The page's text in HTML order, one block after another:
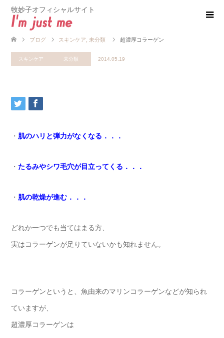
牧妙子オフィシャルサイト
ブログ スキンケア 未分類 超濃厚コラーゲン
スキンケア 未分類 2014.05.19
・ 肌のハリと弾力がなくなる．．．
・ たるみやシワ毛穴が目立ってくる．．．
・ 肌の乾燥が進む．．．
どれか一つでも当てはまる方、
実はコラーゲンが足りていないかも知れません。
コラーゲンというと、魚由来のマリンコラーゲンなどが知られ
ていますが、
超濃厚コラーゲンは